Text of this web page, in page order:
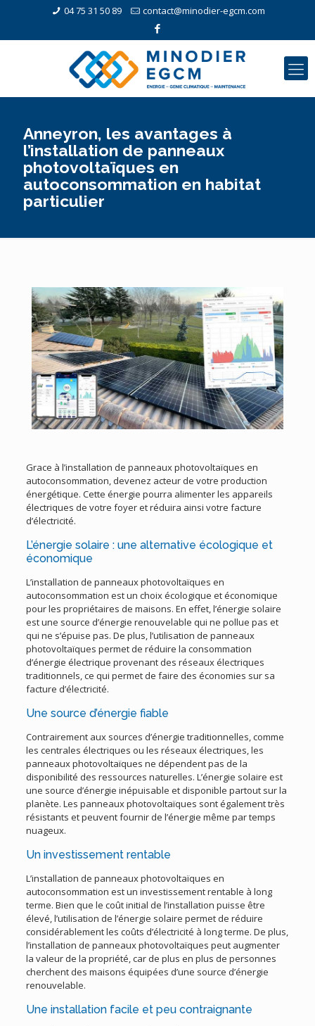
04 75 31 50 89 contact@minodier-egcm.com
Anneyron, les avantages à
l’installation de panneaux
photovoltaïques en
autoconsommation en habitat
particulier
Grace à l’installation de panneaux photovoltaïques en
autoconsommation, devenez acteur de votre production
énergétique. Cette énergie pourra alimenter les appareils
électriques de votre foyer et réduira ainsi votre facture
d’électricité.
L’énergie solaire : une alternative écologique et
économique
L’installation de panneaux photovoltaïques en
autoconsommation est un choix écologique et économique
pour les propriétaires de maisons. En effet, l’énergie solaire
est une source d’énergie renouvelable qui ne pollue pas et
qui ne s’épuise pas. De plus, l’utilisation de panneaux
photovoltaïques permet de réduire la consommation
d’énergie électrique provenant des réseaux électriques
traditionnels, ce qui permet de faire des économies sur sa
facture d’électricité.
Une source d’énergie fiable
Contrairement aux sources d’énergie traditionnelles, comme
les centrales électriques ou les réseaux électriques, les
panneaux photovoltaïques ne dépendent pas de la
disponibilité des ressources naturelles. L’énergie solaire est
une source d’énergie inépuisable et disponible partout sur la
planète. Les panneaux photovoltaïques sont également très
résistants et peuvent fournir de l’énergie même par temps
nuageux.
Un investissement rentable
L’installation de panneaux photovoltaïques en
autoconsommation est un investissement rentable à long
terme. Bien que le coût initial de l’installation puisse être
élevé, l’utilisation de l’énergie solaire permet de réduire
considérablement les coûts d’électricité à long terme. De plus,
l’installation de panneaux photovoltaïques peut augmenter
la valeur de la propriété, car de plus en plus de personnes
cherchent des maisons équipées d’une source d’énergie
renouvelable.
Une installation facile et peu contraignante